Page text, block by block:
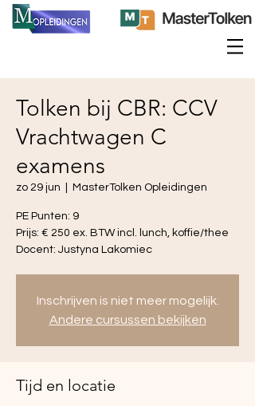
Tolken bij CBR: CCV
Vrachtwagen C
examens
zo 29 jun MasterTolken Opleidingen
PE Punten: 9
Prijs: € 250 ex. BTW incl. lunch, koffie/thee
Docent: Justyna Lakomiec
Inschrijven is niet meer mogelijk.
Andere cursussen bekijken
Tijd en locatie